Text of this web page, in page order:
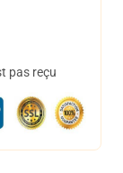
pas reçu